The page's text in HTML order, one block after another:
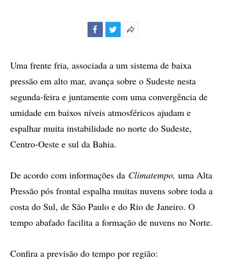
compartilhamento
Uma frente fria, associada a um sistema de baixa
pressão em alto mar, avança sobre o Sudeste nesta
segunda-feira e juntamente com uma convergência de
umidade em baixos níveis atmosféricos ajudam e
espalhar muita instabilidade no norte do Sudeste,
Centro-Oeste e sul da Bahia.
De acordo com informações da Climatempo, uma Alta
Pressão pós frontal espalha muitas nuvens sobre toda a
costa do Sul, de São Paulo e do Rio de Janeiro. O
tempo abafado facilita a formação de nuvens no Norte.
Confira a previsão do tempo por região: